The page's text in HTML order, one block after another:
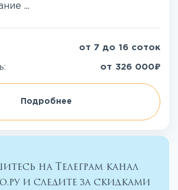
...
от 7 до 16 соток
от 326 000₽
Подробнее
на Телеграм канал
и следите за скидками